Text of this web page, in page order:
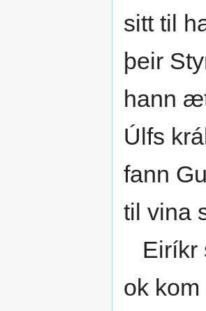
sitt til
þeir
hann
Úlfs
fann
til vina
Eiríkr
ok